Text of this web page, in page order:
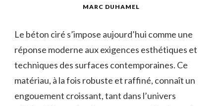
MARC DUHAMEL
Le béton ciré s’impose aujourd’hui comme une
réponse moderne aux exigences esthétiques et
techniques des surfaces contemporaines. Ce
matériau, à la fois robuste et raffiné, connaît un
engouement croissant, tant dans l’univers